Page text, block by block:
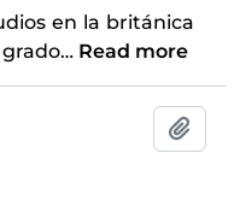
en la británica
… Read more